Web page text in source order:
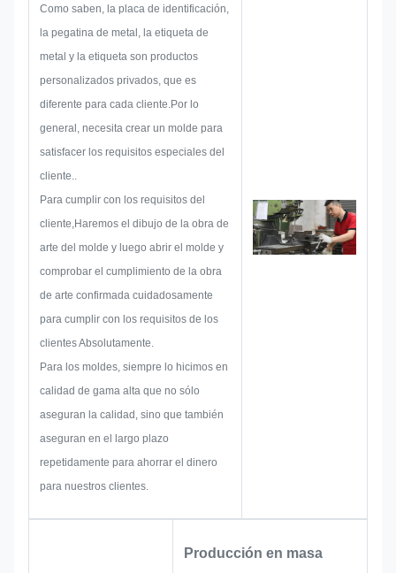
posibilidades de problema que
podrían ocurrir de antemano,
Como saben, la placa de identificación,
la pegatina de metal, la etiqueta de
metal y la etiqueta son productos
personalizados privados, que es
diferente para cada cliente.Por lo
general, necesita crear un molde para
satisfacer los requisitos especiales del
cliente..
Para cumplir con los requisitos del
cliente,Haremos el dibujo de la obra de
arte del molde y luego abrir el molde y
comprobar el cumplimiento de la obra
de arte confirmada cuidadosamente
para cumplir con los requisitos de los
clientes Absolutamente.
Para los moldes, siempre lo hicimos en
calidad de gama alta que no sólo
aseguran la calidad, sino que también
aseguran en el largo plazo
repetidamente para ahorrar el dinero
para nuestros clientes.
Producción en masa